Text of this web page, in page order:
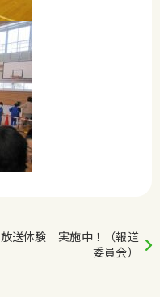
放送体験 実施中！（報道
委員会）